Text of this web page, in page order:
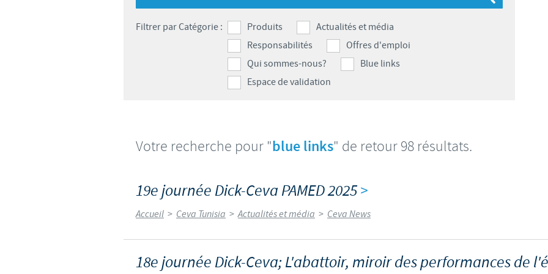
Bulgaria
Canada (EN)
Denmark
Middle East
Philippines
Vous quittez le site pays pour accéder à un autre site du groupe.
SYSTÈME D'ALERTE
Filtrer par Catégorie : Produits
Actualités et média
Responsabilités
Offres d'emploi
Qui sommes-nous?
Blue links
Espace de validation
Votre recherche pour "blue links" de retour 98 résultats.
19e journée Dick-Ceva PAMED 2025>
Accueil > Ceva Tunisia > Actualités et média > Ceva News
18e journée Dick-Ceva; L'abattoir, miroir des performances de